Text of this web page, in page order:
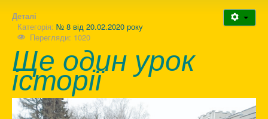
Деталі
Категорія: № 8 від 20.02.2020 року
Перегляди: 1020
Ще один урок
історії